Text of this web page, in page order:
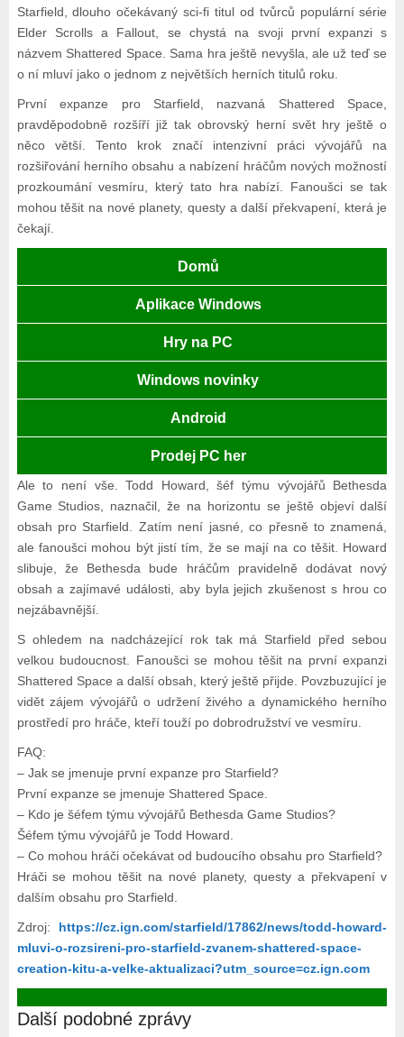
Starfield, dlouho očekávaný sci-fi titul od tvůrců populární série
Elder Scrolls a Fallout, se chystá na svoji první expanzi s
názvem Shattered Space. Sama hra ještě nevyšla, ale už teď se
o ní mluví jako o jednom z největších herních titulů roku.
První expanze pro Starfield, nazvaná Shattered Space,
pravděpodobně rozšíří již tak obrovský herní svět hry ještě o
něco větší. Tento krok značí intenzivní práci vývojářů na
rozšiřování herního obsahu a nabízení hráčům nových možností
prozkoumání vesmíru, který tato hra nabízí. Fanoušci se tak
mohou těšit na nové planety, questy a další překvapení, která je
čekají.
Domů
Aplikace Windows
Hry na PC
Windows novinky
Android
Prodej PC her
Ale to není vše. Todd Howard, šéf týmu vývojářů Bethesda
Game Studios, naznačil, že na horizontu se ještě objeví další
obsah pro Starfield. Zatím není jasné, co přesně to znamená,
ale fanoušci mohou být jistí tím, že se mají na co těšit. Howard
slibuje, že Bethesda bude hráčům pravidelně dodávat nový
obsah a zajímavé události, aby byla jejich zkušenost s hrou co
nejzábavnější.
S ohledem na nadcházející rok tak má Starfield před sebou
velkou budoucnost. Fanoušci se mohou těšit na první expanzi
Shattered Space a další obsah, který ještě přijde. Povzbuzující je
vidět zájem vývojářů o udržení živého a dynamického herního
prostředí pro hráče, kteří touží po dobrodružství ve vesmíru.
FAQ:
– Jak se jmenuje první expanze pro Starfield?
První expanze se jmenuje Shattered Space.
– Kdo je šéfem týmu vývojářů Bethesda Game Studios?
Šéfem týmu vývojářů je Todd Howard.
– Co mohou hráči očekávat od budoucího obsahu pro Starfield?
Hráči se mohou těšit na nové planety, questy a překvapení v
dalším obsahu pro Starfield.
Zdroj: https://cz.ign.com/starfield/17862/news/todd-howard-
mluvi-o-rozsireni-pro-starfield-zvanem-shattered-space-
creation-kitu-a-velke-aktualizaci?utm_source=cz.ign.com
Další podobné zprávy